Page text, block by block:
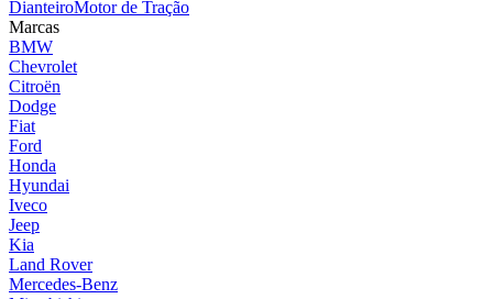
DianteiroMotor de Tração
Marcas
BMW
Chevrolet
Citroën
Dodge
Fiat
Ford
Honda
Hyundai
Iveco
Jeep
Kia
Land Rover
Mercedes-Benz